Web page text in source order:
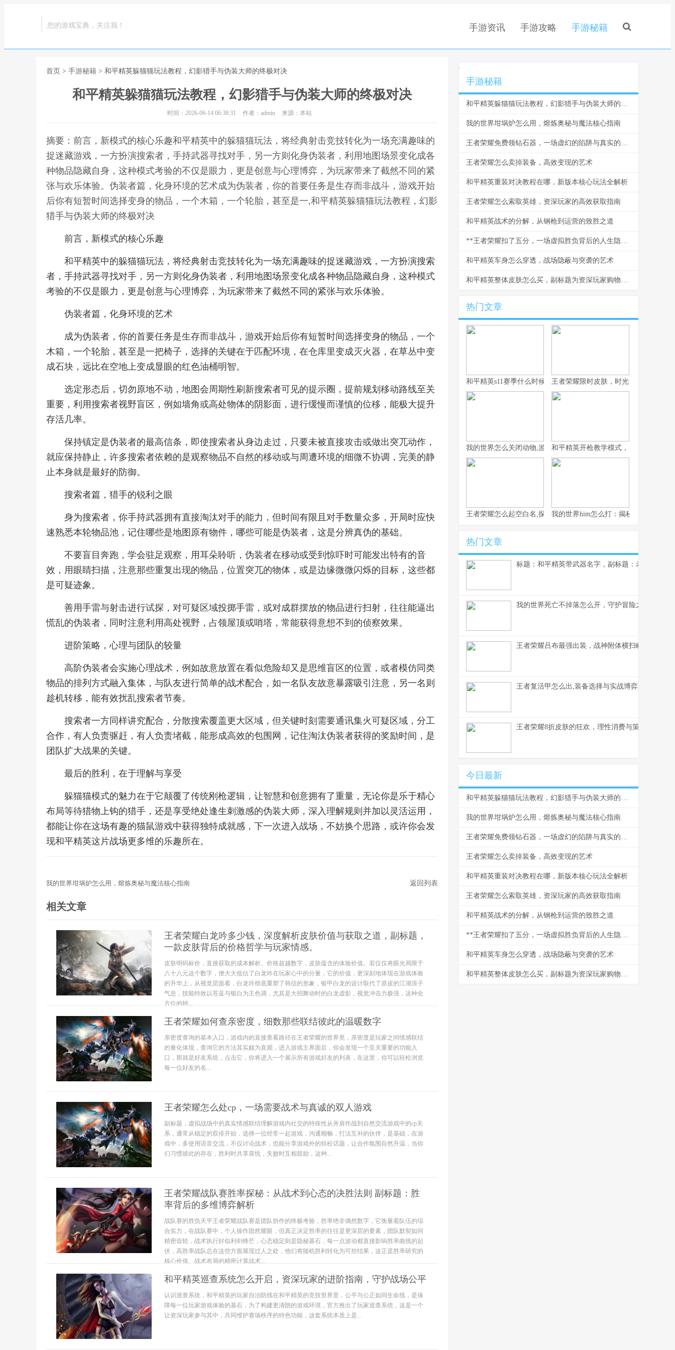
您的游戏宝典，关注我！ 手游资讯 手游攻略 手游秘籍
首页 > 手游秘籍 > 和平精英躲猫猫玩法教程，幻影猎手与伪装大师的终极对决
和平精英躲猫猫玩法教程，幻影猎手与伪装大师的终极对决
时间：2026-06-14 06:38:31 作者：admin 来源：本站
摘要：前言，新模式的核心乐趣和平精英中的躲猫猫玩法，将经典射击竞技转化为一场充满趣味的
捉迷藏游戏，一方扮演搜索者，手持武器寻找对手，另一方则化身伪装者，利用地图场景变化成各
种物品隐藏自身，这种模式考验的不仅是眼力，更是创意与心理博弈，为玩家带来了截然不同的紧
张与欢乐体验。伪装者篇，化身环境的艺术成为伪装者，你的首要任务是生存而非战斗，游戏开始
后你有短暂时间选择变身的物品，一个木箱，一个轮胎，甚至是一,和平精英躲猫猫玩法教程，幻影
猎手与伪装大师的终极对决
前言，新模式的核心乐趣
和平精英中的躲猫猫玩法，将经典射击竞技转化为一场充满趣味的捉迷藏游戏，一方扮演搜索
者，手持武器寻找对手，另一方则化身伪装者，利用地图场景变化成各种物品隐藏自身，这种模式
考验的不仅是眼力，更是创意与心理博弈，为玩家带来了截然不同的紧张与欢乐体验。
伪装者篇，化身环境的艺术
成为伪装者，你的首要任务是生存而非战斗，游戏开始后你有短暂时间选择变身的物品，一个
木箱，一个轮胎，甚至是一把椅子，选择的关键在于匹配环境，在仓库里变成灭火器，在草丛中变
成石块，远比在空地上变成显眼的红色油桶明智。
选定形态后，切勿原地不动，地图会周期性刷新搜索者可见的提示圈，提前规划移动路线至关
重要，利用搜索者视野盲区，例如墙角或高处物体的阴影面，进行缓慢而谨慎的位移，能极大提升
存活几率。
保持镇定是伪装者的最高信条，即使搜索者从身边走过，只要未被直接攻击或做出突兀动作，
就应保持静止，许多搜索者依赖的是观察物品不自然的移动或与周遭环境的细微不协调，完美的静
止本身就是最好的防御。
搜索者篇，猎手的锐利之眼
身为搜索者，你手持武器拥有直接淘汰对手的能力，但时间有限且对手数量众多，开局时应快
速熟悉本轮物品池，记住哪些是地图原有物件，哪些可能是伪装者，这是分辨真伪的基础。
不要盲目奔跑，学会驻足观察，用耳朵聆听，伪装者在移动或受到惊吓时可能发出特有的音
效，用眼睛扫描，注意那些重复出现的物品，位置突兀的物体，或是边缘微微闪烁的目标，这些都
是可疑迹象。
善用手雷与射击进行试探，对可疑区域投掷手雷，或对成群摆放的物品进行扫射，往往能逼出
慌乱的伪装者，同时注意利用高处视野，占领屋顶或哨塔，常能获得意想不到的侦察效果。
进阶策略，心理与团队的较量
高阶伪装者会实施心理战术，例如故意放置在看似危险却又是思维盲区的位置，或者模仿同类
物品的排列方式融入集体，与队友进行简单的战术配合，如一名队友故意暴露吸引注意，另一名则
趁机转移，能有效扰乱搜索者节奏。
搜索者一方同样讲究配合，分散搜索覆盖更大区域，但关键时刻需要通讯集火可疑区域，分工
合作，有人负责驱赶，有人负责堵截，能形成高效的包围网，记住淘汰伪装者获得的奖励时间，是
团队扩大战果的关键。
最后的胜利，在于理解与享受
躲猫猫模式的魅力在于它颠覆了传统刚枪逻辑，让智慧和创意拥有了重量，无论你是乐于精心
布局等待猎物上钩的猎手，还是享受绝处逢生刺激感的伪装大师，深入理解规则并加以灵活运用，
都能让你在这场有趣的猫鼠游戏中获得独特成就感，下一次进入战场，不妨换个思路，或许你会发
现和平精英这片战场更多维的乐趣所在。
我的世界坩埚炉怎么用，熔炼奥秘与魔法核心指南 返回列表
相关文章
王者荣耀白龙吟多少钱，深度解析皮肤价值与获取之道，副标题，
一款皮肤背后的价格哲学与玩家情感。
皮肤明码标价，直接获取的成本解析。价格超越数字，皮肤蕴含的体验价值。若仅仅将眼光局限于
八十八元这个数字，便大大低估了白龙吟在玩家心中的分量，它的价值，更深刻地体现在游戏体验
的升华上，从视觉层面看，白龙吟彻底重塑了韩信的形象，银甲白龙的设计取代了原皮的江湖浪子
气息，技能特效以苍蓝与银白为主色调，尤其是大招舞动时的白龙虚影，视觉冲击力极强，这种全
方位的特...
王者荣耀如何查亲密度，细数那些联结彼此的温暖数字
亲密度查询的基本入口，游戏内的直接查看路径在王者荣耀的世界里，亲密度是玩家之间情感联结
的量化体现，查询它的方法其实颇为直观，进入游戏主界面后，你会发现一个至关重要的功能入
口，那就是好友系统，点击它，你将进入一个展示所有游戏好友的列表，在这里，你可以轻松浏览
每一位好友的名...
王者荣耀怎么处cp，一场需要战术与真诚的双人游戏
副标题，虚拟战场中的真实情感联结理解游戏内社交的特殊性从并肩作战到自然交流游戏中的cp关
系，通常从稳定的双排开始，选择一位经常一起游戏，沟通顺畅，打法互补的伙伴，是基础，在游
戏中，多使用语音交流，不仅讨论战术，也能分享游戏外的轻松话题，让合作氛围自然升温，当你
们习惯彼此的存在，胜利时共享喜悦，失败时互相鼓励，这种...
王者荣耀战队赛胜率探秘：从战术到心态的决胜法则 副标题：胜
率背后的多维博弈解析
战队赛的胜负天平王者荣耀战队赛是团队协作的终极考验，胜率绝非偶然数字，它衡量着队伍的综
合实力，在战队赛中，个人操作固然耀眼，但真正决定胜率的往往是更深层的要素，团队默契如同
精密齿轮，战术执行好似利剑锋芒，心态稳定则是隐秘基石，每一点波动都直接影响胜率曲线的起
伏，高胜率战队总在这些方面展现过人之处，他们将随机胜利转化为可控结果，这正是胜率研究的
核心价值。战术布局的精密计算战术...
和平精英巡查系统怎么开启，资深玩家的进阶指南，守护战场公平
认识巡查系统，和平精英的玩家自治防线在和平精英的竞技世界里，公平与公正如同生命线，是保
障每一位玩家游戏体验的基石，为了构建更清朗的游戏环境，官方推出了玩家巡查系统，这是一个
让资深玩家参与其中，共同维护赛场秩序的特色功能，这套系统本质上是...
.
手游秘籍
和平精英躲猫猫玩法教程，幻影猎手与伪装大师的终极对决
我的世界坩埚炉怎么用，熔炼奥秘与魔法核心指南
王者荣耀免费领钻石器，一场虚幻的陷阱与真实的风险
王者荣耀怎么卖掉装备，高效变现的艺术
和平精英重装对决教程在哪，新版本核心玩法全解析
王者荣耀怎么索取英雄，资深玩家的高效获取指南
和平精英战术的分解，从钢枪到运营的致胜之道
**王者荣耀扣了五分，一场虚拟胜负背后的人生隐喻**
和平精英车身怎么穿透，战场隐蔽与突袭的艺术
和平精英整体皮肤怎么买，副标题为资深玩家购物心得分享
热门文章
和平精英s11赛季什么时候上线，玩家的期待与预测之旅
王者荣耀限时皮肤，时光洪流中的珍
我的世界怎么关闭动物,游戏生态管理的思考和平精英开枪教学模式，从新手到战神
王者荣耀怎么起空白名,探寻游戏身份的隐形艺术
我的世界him怎么打：揭秘神秘传说与
热门文章
标题：和平精英带武器名字，副标题：老玩家的枪
我的世界死亡不掉落怎么开，守护冒险之旅的温柔
王者荣耀吕布最强出装，战神附体横扫峡谷攻略
王者复活甲怎么出,装备选择与实战博弈之道
王者荣耀8折皮肤的狂欢，理性消费与策略规划的
今日最新
和平精英躲猫猫玩法教程，幻影猎手与伪装大师的终极对决
我的世界坩埚炉怎么用，熔炼奥秘与魔法核心指南
王者荣耀免费领钻石器，一场虚幻的陷阱与真实的风险
王者荣耀怎么卖掉装备，高效变现的艺术
和平精英重装对决教程在哪，新版本核心玩法全解析
王者荣耀怎么索取英雄，资深玩家的高效获取指南
和平精英战术的分解，从钢枪到运营的致胜之道
**王者荣耀扣了五分，一场虚拟胜负背后的人生隐喻**
和平精英车身怎么穿透，战场隐蔽与突袭的艺术
和平精英整体皮肤怎么买，副标题为资深玩家购物心得分享